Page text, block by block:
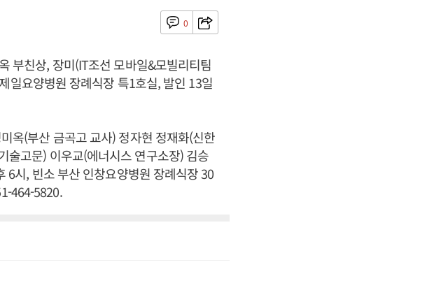
0
부친상, 장미(IT조선 모바일&모빌리티팀
일요양병원 장례식장 특1호실, 발인 13일
옥(부산 금곡고 교사) 정자현 정재화(신한
술고문) 이우교(에너시스 연구소장) 김승
6시, 빈소 부산 인창요양병원 장례식장 30
464-5820.